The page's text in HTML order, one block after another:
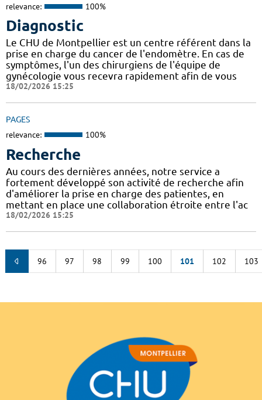
relevance: 100%
Diagnostic
Le CHU de Montpellier est un centre référent dans la
prise en charge du cancer de l'endomètre. En cas de
symptômes, l'un des chirurgiens de l'équipe de
gynécologie vous recevra rapidement afin de vous
18/02/2026 15:25
PAGES
relevance: 100%
Recherche
Au cours des dernières années, notre service a
fortement développé son activité de recherche afin
d'améliorer la prise en charge des patientes, en
mettant en place une collaboration étroite entre l'ac
18/02/2026 15:25
96 97 98 99 100 101 102 103